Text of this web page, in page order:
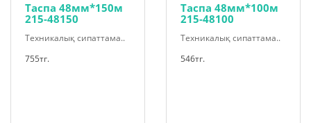
Таспа 48мм*150м
215-48150
Техникалық сипаттама..
755тг.
Таспа 48мм*100м
215-48100
Техникалық сипаттама..
546тг.